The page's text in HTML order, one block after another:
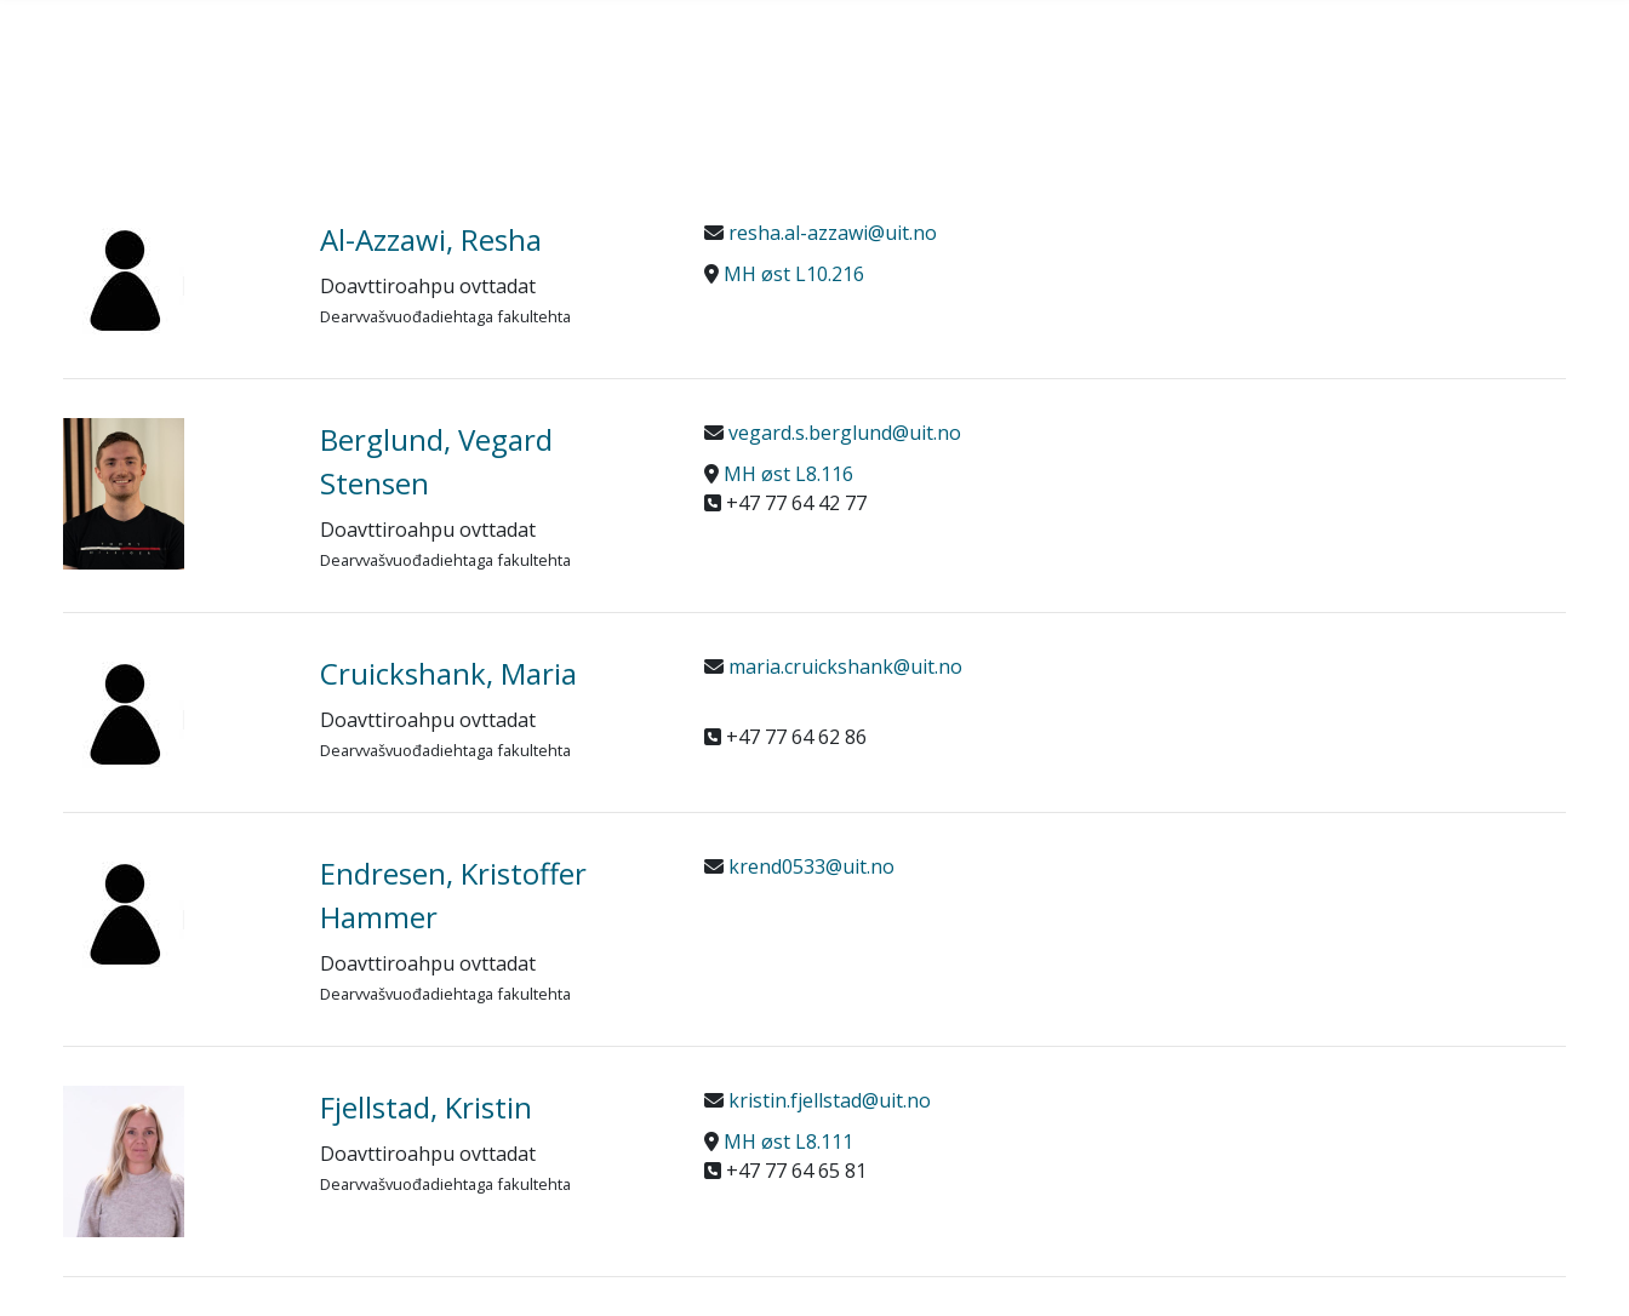
Al-Azzawi, Resha
Doavttiroahpu ovttadat
Dearvvašvuođadiehtaga fakultehta
resha.al-azzawi@uit.no
MH øst L10.216
Berglund, Vegard
Stensen
Doavttiroahpu ovttadat
Dearvvašvuođadiehtaga fakultehta
vegard.s.berglund@uit.no
MH øst L8.116
+47 77 64 42 77
Cruickshank, Maria
Doavttiroahpu ovttadat
Dearvvašvuođadiehtaga fakultehta
maria.cruickshank@uit.no
+47 77 64 62 86
Endresen, Kristoffer
Hammer
Doavttiroahpu ovttadat
Dearvvašvuođadiehtaga fakultehta
krend0533@uit.no
Fjellstad, Kristin
Doavttiroahpu ovttadat
Dearvvašvuođadiehtaga fakultehta
kristin.fjellstad@uit.no
MH øst L8.111
+47 77 64 65 81